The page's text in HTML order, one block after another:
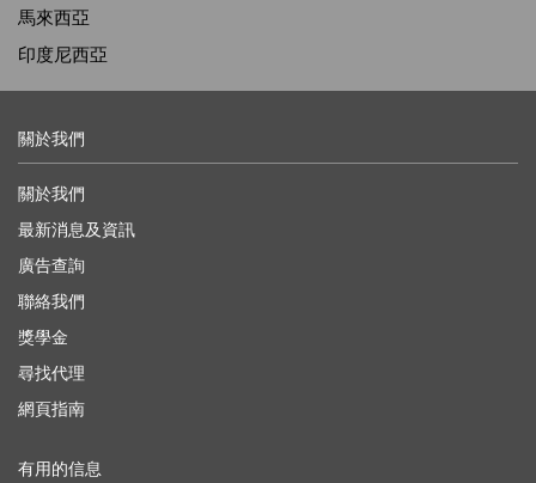
馬來西亞
印度尼西亞
關於我們
關於我們
最新消息及資訊
廣告查詢
聯絡我們
獎學金
尋找代理
網頁指南
有用的信息